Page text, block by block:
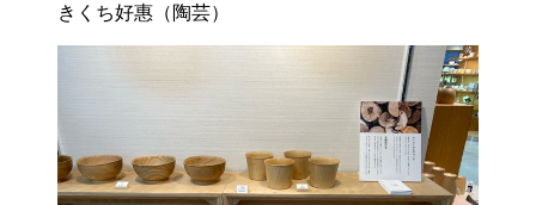
きくち好惠（陶芸）